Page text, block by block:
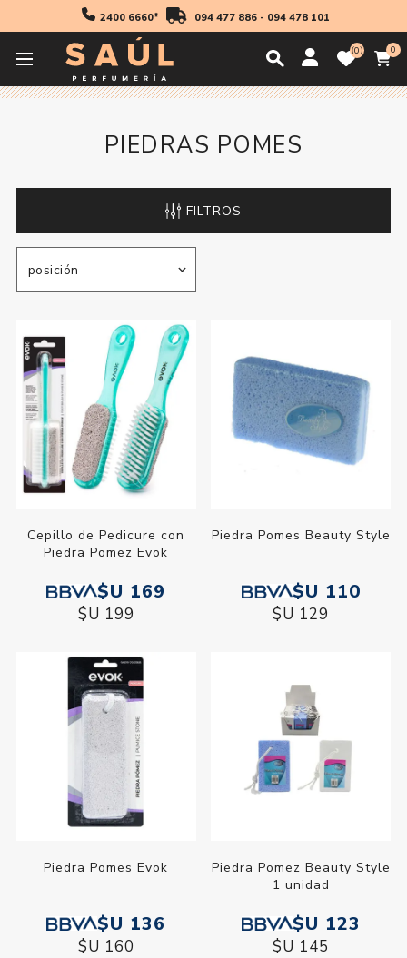
2400 6660* 094 477 886- 094 478 101
0 0
Inicio Higiene
PIEDRAS POMES
FILTROS
Cepillo de Pedicure con
Piedra Pomez Evok
$U 169
$U 199
Piedra Pomes Beauty Style
$U 110
$U 129
Piedra Pomes Evok
$U 136
$U 160
Piedra Pomez Beauty Style
1 unidad
$U 123
$U 145